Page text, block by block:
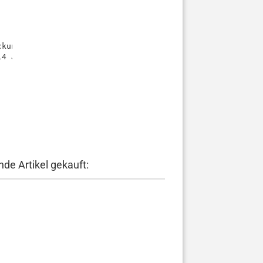
wegen verschluckbarer Kleinteile.
Jahre
Artikel gekauft: